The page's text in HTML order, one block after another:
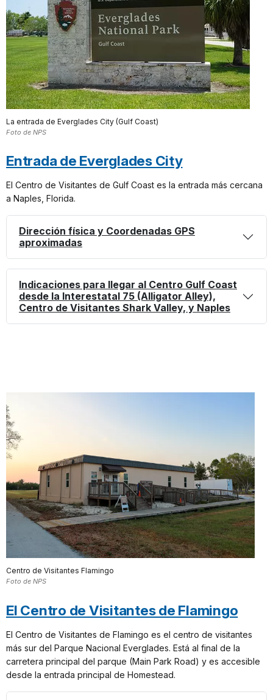
La entrada de Everglades City (Gulf Coast)
Foto de NPS
Entrada de Everglades City
El Centro de Visitantes de Gulf Coast es la entrada más cercana
a Naples, Florida.
Dirección física y Coordenadas GPS
aproximadas
Indicaciones para llegar al Centro Gulf Coast
desde la Interestatal 75 (Alligator Alley),
Centro de Visitantes Shark Valley, y Naples
Centro de Visitantes Flamingo
Foto de NPS
El Centro de Visitantes de Flamingo
El Centro de Visitantes de Flamingo es el centro de visitantes
más sur del Parque Nacional Everglades. Está al final de la
carretera principal del parque (Main Park Road) y es accesible
desde la entrada principal de Homestead.